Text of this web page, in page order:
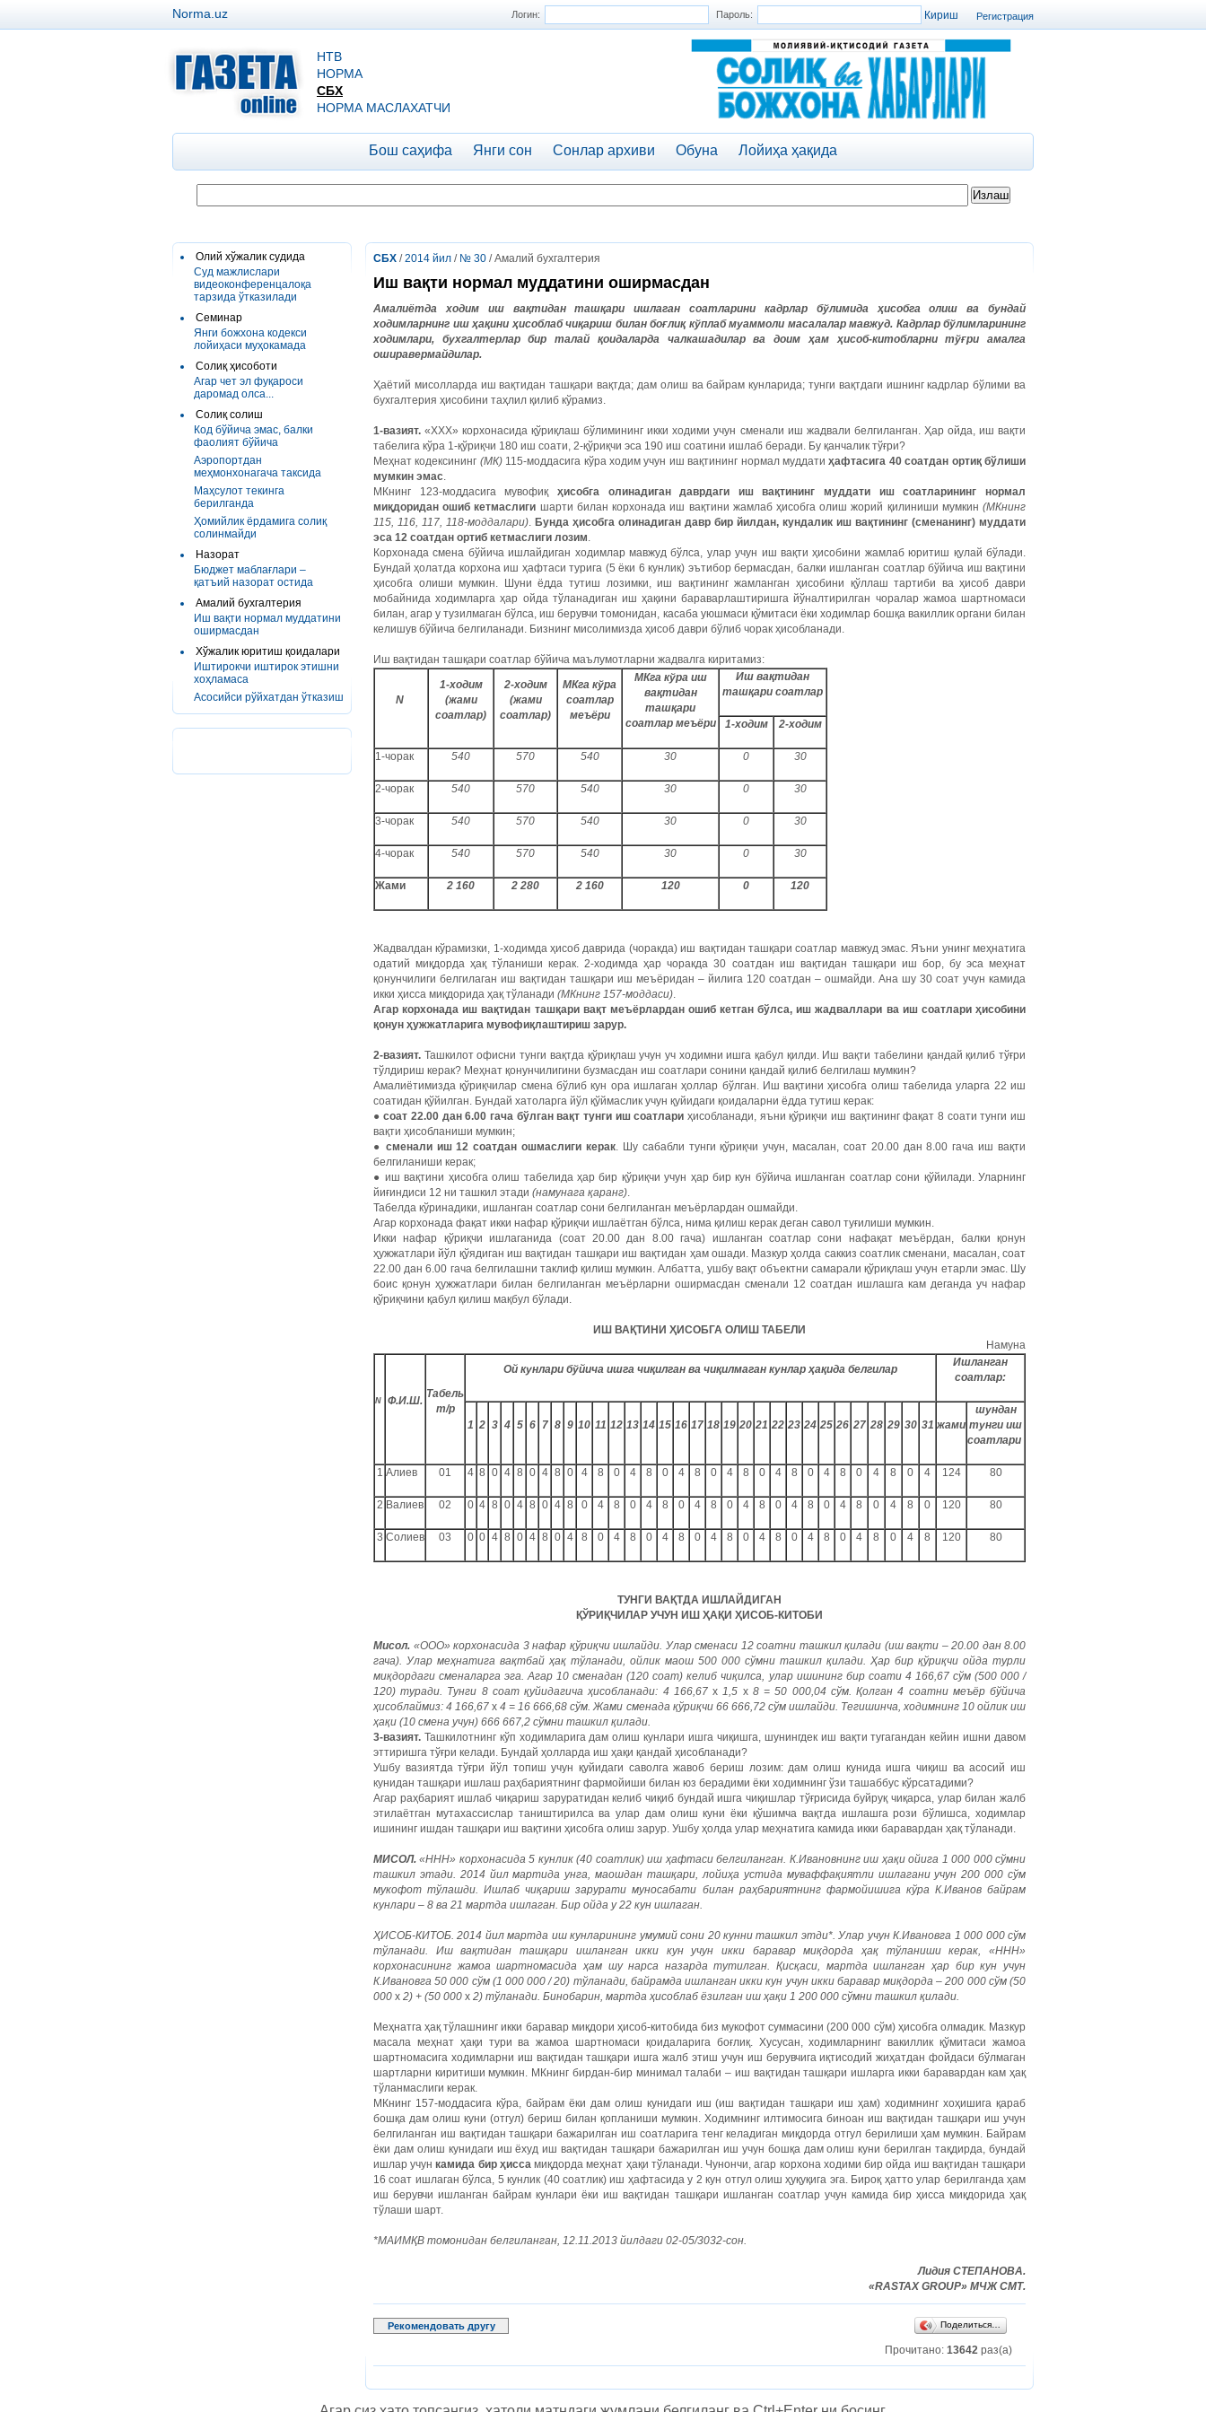
Регистрация
Логин: Пароль:
Norma.uz
НТВ
НОРМА
СБХ
НОРМА МАСЛАХАТЧИ
Бош саҳифа Янги сон Сонлар архиви Обуна Лойиҳа ҳақида
Олий хўжалик судида
Суд мажлислари
видеоконференцалоқа
тарзида ўтказилади
Семинар
Янги божхона кодекси
лойиҳаси муҳокамада
Солиқ ҳисоботи
Агар чет эл фуқароси
даромад олса...
Солиқ солиш
Код бўйича эмас, балки
фаолият бўйича
Аэропортдан
меҳмонхонагача таксида
Маҳсулот текинга
берилганда
Ҳомийлик ёрдамига солиқ
солинмайди
Назорат
Бюджет маблағлари –
қатъий назорат остида
Амалий бухгалтерия
Иш вақти нормал муддатини
оширмасдан
Хўжалик юритиш қоидалари
Иштирокчи иштирок этишни
хоҳламаса
Асосийси рўйхатдан ўтказиш
СБХ /2014 йил / № 30 / Амалий бухгалтерия
Иш вақти нормал муддатини оширмасдан
Амалиётда ходим иш вақтидан ташқари ишлаган соатларини кадрлар бўлимида ҳисобга олиш ва бундай
ходимларнинг иш ҳақини ҳисоблаб чиқариш билан боғлиқ кўплаб муаммоли масалалар мавжуд. Кадрлар бўлимларининг
ходимлари, бухгалтерлар бир талай қоидаларда чалкашадилар ва доим ҳам ҳисоб-китобларни тўғри амалга
оширавермайдилар.
Ҳаётий мисолларда иш вақтидан ташқари вақтда; дам олиш ва байрам кунларида; тунги вақтдаги ишнинг кадрлар бўлими ва
бухгалтерия ҳисобини таҳлил қилиб кўрамиз.
1-вазият. «ХХХ» корхонасида қўриқлаш бўлимининг икки ходими учун сменали иш жадвали белгиланган. Ҳар ойда, иш вақти
табелига кўра 1-қўриқчи 180 иш соати, 2-қўриқчи эса 190 иш соатини ишлаб беради. Бу қанчалик тўғри?
Меҳнат кодексининг (МК)115-моддасига кўра ходим учун иш вақтининг нормал муддатиҳафтасига 40 соатдан ортиқ бўлиши
мумкин эмас.
МКнинг 123-моддасига мувофиқ ҳисобга олинадиган даврдаги иш вақтининг муддати иш соатларининг нормал
миқдоридан ошиб кетмаслиги шарти билан корхонада иш вақтини жамлаб ҳисобга олиш жорий қилиниши мумкин(МКнинг
115, 116, 117, 118-моддалари). Бунда ҳисобга олинадиган давр бир йилдан, кундалик иш вақтининг (сменанинг) муддати
эса 12 соатдан ортиб кетмаслиги лозим.
Корхонада смена бўйича ишлайдиган ходимлар мавжуд бўлса, улар учун иш вақти ҳисобини жамлаб юритиш қулай бўлади.
Бундай ҳолатда корхона иш ҳафтаси турига (5 ёки 6 кунлик) эътибор бермасдан, балки ишланган соатлар бўйича иш вақтини
ҳисобга олиши мумкин. Шуни ёдда тутиш лозимки, иш вақтининг жамланган ҳисобини қўллаш тартиби ва ҳисоб даври
мобайнида ходимларга ҳар ойда тўланадиган иш ҳақини бараварлаштиришга йўналтирилган чоралар жамоа шартномаси
билан, агар у тузилмаган бўлса, иш берувчи томонидан, касаба уюшмаси қўмитаси ёки ходимлар бошқа вакиллик органи билан
келишув бўйича белгиланади. Бизнинг мисолимизда ҳисоб даври бўлиб чорак ҳисобланади.
Иш вақтидан ташқари соатлар бўйича маълумотларни жадвалга киритамиз:
N
1-ходим
(жами
соатлар)
2-ходим
(жами
соатлар)
МКга кўра
соатлар
меъёри
МКга кўра иш
вақтидан
ташқари
соатлар меъёри
Иш вақтидан
ташқари соатлар
1-ходим 2-ходим
1-чорак 540 570 540 30 0 30
2-чорак 540 570 540 30 0 30
3-чорак 540 570 540 30 0 30
4-чорак 540 570 540 30 0 30
Жами 2 160 2 280 2 160 120 0 120
Жадвалдан кўрамизки, 1-ходимда ҳисоб даврида (чоракда) иш вақтидан ташқари соатлар мавжуд эмас. Яъни унинг меҳнатига
одатий миқдорда ҳақ тўланиши керак. 2-ходимда ҳар чоракда 30 соатдан иш вақтидан ташқари иш бор, бу эса меҳнат
қонунчилиги белгилаган иш вақтидан ташқари иш меъёридан – йилига 120 соатдан – ошмайди. Ана шу 30 соат учун камида
икки ҳисса миқдорида ҳақ тўланади (МКнинг 157-моддаси).
Агар корхонада иш вақтидан ташқари вақт меъёрлардан ошиб кетган бўлса, иш жадваллари ва иш соатлари ҳисобини
қонун ҳужжатларига мувофиқлаштириш зарур.
2-вазият. Ташкилот офисни тунги вақтда қўриқлаш учун уч ходимни ишга қабул қилди. Иш вақти табелини қандай қилиб тўғри
тўлдириш керак? Меҳнат қонунчилигини бузмасдан иш соатлари сонини қандай қилиб белгилаш мумкин?
Амалиётимизда қўриқчилар смена бўлиб кун ора ишлаган ҳоллар бўлган. Иш вақтини ҳисобга олиш табелида уларга 22 иш
соатидан қўйилган. Бундай хатоларга йўл қўймаслик учун қуйидаги қоидаларни ёдда тутиш керак:
●соат 22.00 дан 6.00 гача бўлган вақт тунги иш соатлари ҳисобланади, яъни қўриқчи иш вақтининг фақат 8 соати тунги иш
вақти ҳисобланиши мумкин;
● сменали иш 12 соатдан ошмаслиги керак. Шу сабабли тунги қўриқчи учун, масалан, соат 20.00 дан 8.00 гача иш вақти
белгиланиши керак;
● иш вақтини ҳисобга олиш табелида ҳар бир қўриқчи учун ҳар бир кун бўйича ишланган соатлар сони қўйилади. Уларнинг
йиғиндиси 12 ни ташкил этади (намунага қаранг).
Табелда кўринадики, ишланган соатлар сони белгиланган меъёрлардан ошмайди.
Агар корхонада фақат икки нафар қўриқчи ишлаётган бўлса, нима қилиш керак деган савол туғилиши мумкин.
Икки нафар қўриқчи ишлаганида (соат 20.00 дан 8.00 гача) ишланган соатлар сони нафақат меъёрдан, балки қонун
ҳужжатлари йўл қўядиган иш вақтидан ташқари иш вақтидан ҳам ошади. Мазкур ҳолда саккиз соатлик сменани, масалан, соат
22.00 дан 6.00 гача белгилашни таклиф қилиш мумкин. Албатта, ушбу вақт объектни самарали қўриқлаш учун етарли эмас. Шу
боис қонун ҳужжатлари билан белгиланган меъёрларни оширмасдан сменали 12 соатдан ишлашга кам деганда уч нафар
қўриқчини қабул қилиш мақбул бўлади.
ИШ ВАҚТИНИ ҲИСОБГА ОЛИШ ТАБЕЛИ
Намуна
N Ф.И.Ш.
Табель
т/р
Ой кунлари бўйича ишга чиқилган ва чиқилмаган кунлар ҳақида белгилар
Ишланган
соатлар:
1 2 3 4 5 6 7 8 9 10 11 12 13 14 15 16 17 18 19 20 21 22 23 24 25 26 27 28 29 30 31 жами
шундан
тунги иш
соатлари
1 Алиев 01 4 8 0 4 8 0 4 8 0 4 8 0 4 8 0 4 8 0 4 8 0 4 8 0 4 8 0 4 8 0 4 124 80
2 Валиев 02 0 4 8 0 4 8 0 4 8 0 4 8 0 4 8 0 4 8 0 4 8 0 4 8 0 4 8 0 4 8 0 120 80
3 Солиев 03 0 0 4 8 0 4 8 0 4 8 0 4 8 0 4 8 0 4 8 0 4 8 0 4 8 0 4 8 0 4 8 120 80
ТУНГИ ВАҚТДА ИШЛАЙДИГАН
ҚЎРИҚЧИЛАР УЧУН ИШ ҲАҚИ ҲИСОБ-КИТОБИ
Мисол. «ООО» корхонасида 3 нафар қўриқчи ишлайди. Улар сменаси 12 соатни ташкил қилади (иш вақти – 20.00 дан 8.00
гача). Улар меҳнатига вақтбай ҳақ тўланади, ойлик маош 500 000 сўмни ташкил қилади. Ҳар бир қўриқчи ойда турли
миқдордаги сменаларга эга. Агар 10 сменадан (120 соат) келиб чиқилса, улар ишининг бир соати 4 166,67 сўм (500 000 /
120) туради. Тунги 8 соат қуйидагича ҳисобланади: 4 166,67х 1,5 х8 = 50 000,04 сўм. Қолган 4 соатни меъёр бўйича
ҳисоблаймиз: 4 166,67х 4 = 16 666,68 сўм. Жами сменада қўриқчи 66 666,72 сўм ишлайди. Тегишинча, ходимнинг 10 ойлик иш
ҳақи (10 смена учун) 666 667,2 сўмни ташкил қилади.
3-вазият. Ташкилотнинг кўп ходимларига дам олиш кунлари ишга чиқишга, шунингдек иш вақти тугагандан кейин ишни давом
эттиришга тўғри келади. Бундай ҳолларда иш ҳақи қандай ҳисобланади?
Ушбу вазиятда тўғри йўл топиш учун қуйидаги саволга жавоб бериш лозим: дам олиш кунида ишга чиқиш ва асосий иш
кунидан ташқари ишлаш раҳбариятнинг фармойиши билан юз берадими ёки ходимнинг ўзи ташаббус кўрсатадими?
Агар раҳбарият ишлаб чиқариш заруратидан келиб чиқиб бундай ишга чиқишлар тўғрисида буйруқ чиқарса, улар билан жалб
этилаётган мутахассислар таништирилса ва улар дам олиш куни ёки қўшимча вақтда ишлашга рози бўлишса, ходимлар
ишининг ишдан ташқари иш вақтини ҳисобга олиш зарур. Ушбу ҳолда улар меҳнатига камида икки баравардан ҳақ тўланади.
МИСОЛ. «ННН» корхонасида 5 кунлик (40 соатлик) иш ҳафтаси белгиланган. К.Ивановнинг иш ҳақи ойига 1 000 000 сўмни
ташкил этади. 2014 йил мартида унга, маошдан ташқари, лойиҳа устида муваффақиятли ишлагани учун 200 000 сўм
мукофот тўлашди. Ишлаб чиқариш зарурати муносабати билан раҳбариятнинг фармойишига кўра К.Иванов байрам
кунлари – 8 ва 21 мартда ишлаган. Бир ойда у 22 кун ишлаган.
ҲИСОБ-КИТОБ. 2014 йил мартда иш кунларининг умумий сони 20 кунни ташкил этди*. Улар учун К.Ивановга 1 000 000 сўм
тўланади. Иш вақтидан ташқари ишланган икки кун учун икки баравар миқдорда ҳақ тўланиши керак, «ННН»
корхонасининг жамоа шартномасида ҳам шу нарса назарда тутилган. Қисқаси, мартда ишланган ҳар бир кун учун
К.Ивановга 50 000 сўм (1 000 000 / 20) тўланади, байрамда ишланган икки кун учун икки баравар миқдорда – 200 000 сўм (50
000 х 2) + (50 000 х 2) тўланади. Бинобарин, мартда ҳисоблаб ёзилган иш ҳақи 1 200 000 сўмни ташкил қилади.
Меҳнатга ҳақ тўлашнинг икки баравар миқдори ҳисоб-китобида биз мукофот суммасини (200 000 сўм) ҳисобга олмадик. Мазкур
масала меҳнат ҳақи тури ва жамоа шартномаси қоидаларига боғлиқ. Хусусан, ходимларнинг вакиллик қўмитаси жамоа
шартномасига ходимларни иш вақтидан ташқари ишга жалб этиш учун иш берувчига иқтисодий жиҳатдан фойдаси бўлмаган
шартларни киритиши мумкин. МКнинг бирдан-бир минимал талаби – иш вақтидан ташқари ишларга икки баравардан кам ҳақ
тўланмаслиги керак.
МКнинг 157-моддасига кўра, байрам ёки дам олиш кунидаги иш (иш вақтидан ташқари иш ҳам) ходимнинг хоҳишига қараб
бошқа дам олиш куни (отгул) бериш билан қопланиши мумкин. Ходимнинг илтимосига биноан иш вақтидан ташқари иш учун
белгиланган иш вақтидан ташқари бажарилган иш соатларига тенг келадиган миқдорда отгул берилиши ҳам мумкин. Байрам
ёки дам олиш кунидаги иш ёхуд иш вақтидан ташқари бажарилган иш учун бошқа дам олиш куни берилган тақдирда, бундай
ишлар учункамида бир ҳиссамиқдорда меҳнат ҳақи тўланади. Чунончи, агар корхона ходими бир ойда иш вақтидан ташқари
16 соат ишлаган бўлса, 5 кунлик (40 соатлик) иш ҳафтасида у 2 кун отгул олиш ҳуқуқига эга. Бироқ ҳатто улар берилганда ҳам
иш берувчи ишланган байрам кунлари ёки иш вақтидан ташқари ишланган соатлар учун камида бир ҳисса миқдорида ҳақ
тўлаши шарт.
*МАИМҚВ томонидан белгиланган, 12.11.2013 йилдаги 02-05/3032-сон.
Лидия СТЕПАНОВА.
«RASTAX GROUP» МЧЖ СМТ.
Рекомендовать другу Поделиться…
Прочитано: 13642 раз(а)